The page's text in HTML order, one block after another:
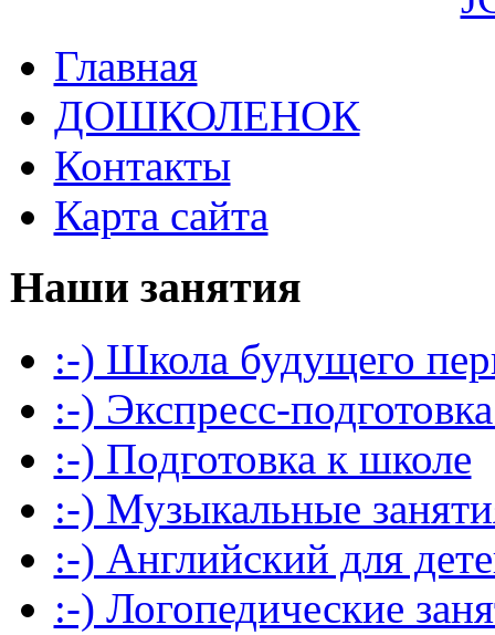
Главная
ДОШКОЛЕНОК
Контакты
Карта сайта
Наши занятия
:-) Школа будущего
:-) Экспресс-
:-) Подготовка к школе
:-) Музыкальные
:-) Английский для
:-) Логопедические